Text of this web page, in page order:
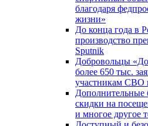
благодаря
жизни»
До конца года в
производство
Sputnik
Добровольцы
более 650 тыс.
участникам СВО
скидки на
и многое другое